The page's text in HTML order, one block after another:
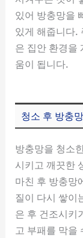
있어 방충망을
있게 해줍니다.
은 집안 환경을
움이 됩니다.
청소 후 방충
방충망을 청소
시키고 깨끗한
마친 후 방충망
질이 다시 쌓이
은 후 건조시키
고 부패를 막을